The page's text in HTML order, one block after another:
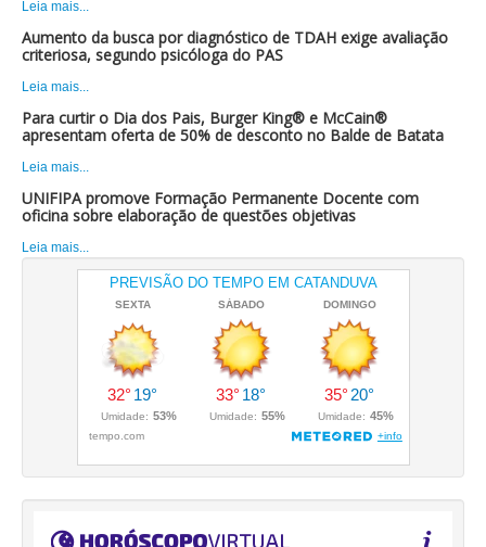
Leia mais...
Aumento da busca por diagnóstico de TDAH exige avaliação
criteriosa, segundo psicóloga do PAS
Leia mais...
Para curtir o Dia dos Pais, Burger King® e McCain®
apresentam oferta de 50% de desconto no Balde de Batata
Leia mais...
UNIFIPA promove Formação Permanente Docente com
oficina sobre elaboração de questões objetivas
Leia mais...